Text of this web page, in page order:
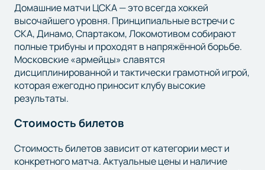
Домашние матчи ЦСКА — это всегда хоккей
высочайшего уровня. Принципиальные встречи с
СКА, Динамо, Спартаком, Локомотивом собирают
полные трибуны и проходят в напряжённой борьбе.
Московские «армейцы» славятся
дисциплинированной и тактически грамотной игрой,
которая ежегодно приносит клубу высокие
результаты.
Стоимость билетов
Стоимость билетов зависит от категории мест и
конкретного матча. Актуальные цены и наличие